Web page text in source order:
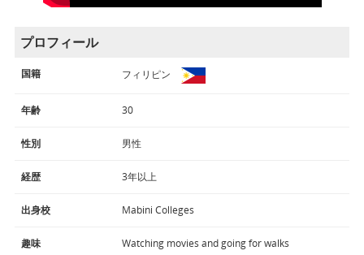
プロフィール
国籍 フィリピン
年齢 30
性別 男性
経歴 3年以上
出身校 Mabini Colleges
趣味 Watching movies and going for walks